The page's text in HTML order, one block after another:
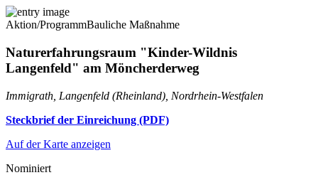
Aktion/ProgrammBauliche Maßnahme
Naturerfahrungsraum "Kinder-Wildnis
Langenfeld" am Möncherderweg
Immigrath, Langenfeld (Rheinland), Nordrhein-Westfalen
Steckbrief der Einreichung (PDF)
Auf der Karte anzeigen
Nominiert